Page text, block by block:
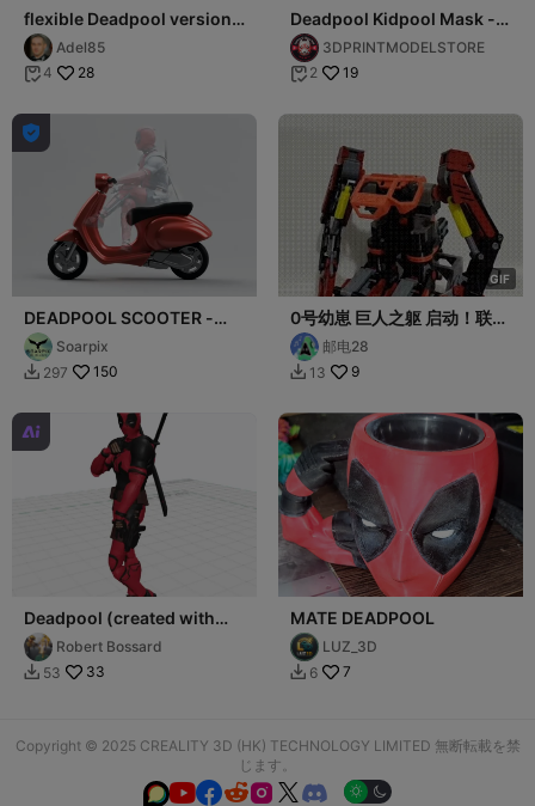
flexible Deadpool version
02 (Print in place No
Supports)
Adel85
 4 28
Deadpool Kidpool Mask -
Marvel Comics Cosplay -
Premium STL
3DPRINTMODELSTORE
 2 19

DEADPOOL SCOOTER -
VESPA PRIMAVERA -
SCALE 1:12
Soarpix
 297 150
GIF
0号幼崽 巨人之躯 启动！联动
场景 Zero sapper Stand up
邮电28
 13 9

Deadpool (created with
CubeMe)Robert Bossard
 53 33
MATE DEADPOOL
LUZ_3D
 6 7
Copyright © 2025 CREALITY 3D (HK) TECHNOLOGY LIMITED 無断転載を禁
じます。
  